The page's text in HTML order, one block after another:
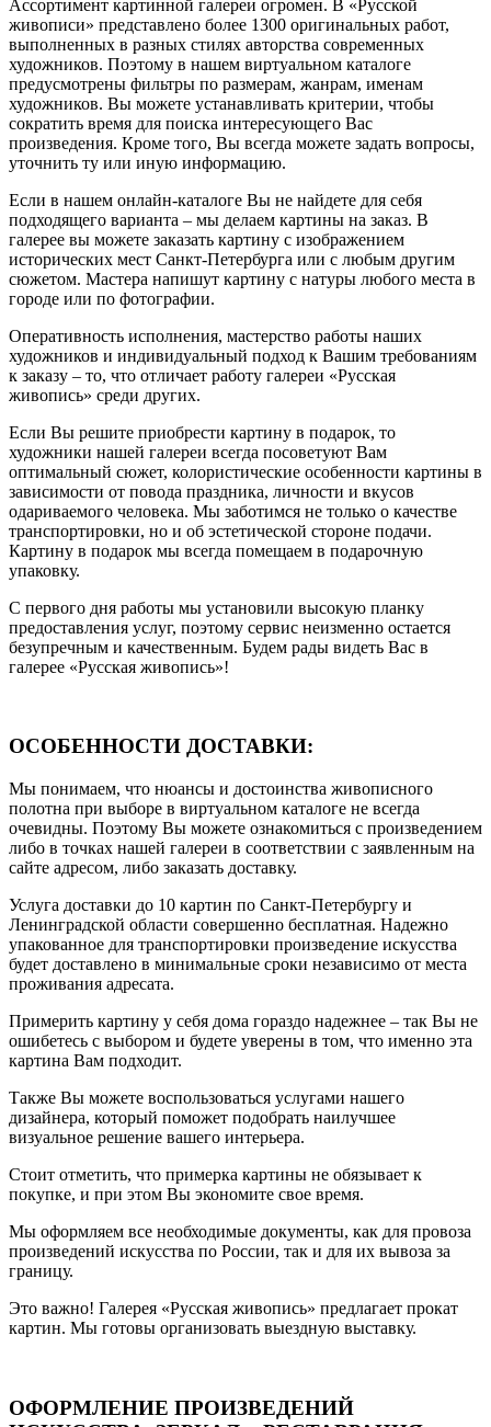
Ассортимент картинной галереи огромен. В «Русской
живописи» представлено более 1300 оригинальных работ,
выполненных в разных стилях авторства современных
художников. Поэтому в нашем виртуальном каталоге
предусмотрены фильтры по размерам, жанрам, именам
художников. Вы можете устанавливать критерии, чтобы
сократить время для поиска интересующего Вас
произведения. Кроме того, Вы всегда можете задать вопросы,
уточнить ту или иную информацию.
Если в нашем онлайн-каталоге Вы не найдете для себя
подходящего варианта – мы делаем картины на заказ. В
галерее вы можете заказать картину с изображением
исторических мест Санкт-Петербурга или с любым другим
сюжетом. Мастера напишут картину с натуры любого места в
городе или по фотографии.
Оперативность исполнения, мастерство работы наших
художников и индивидуальный подход к Вашим требованиям
к заказу – то, что отличает работу галереи «Русская
живопись» среди других.
Если Вы решите приобрести картину в подарок, то
художники нашей галереи всегда посоветуют Вам
оптимальный сюжет, колористические особенности картины в
зависимости от повода праздника, личности и вкусов
одариваемого человека. Мы заботимся не только о качестве
транспортировки, но и об эстетической стороне подачи.
Картину в подарок мы всегда помещаем в подарочную
упаковку.
С первого дня работы мы установили высокую планку
предоставления услуг, поэтому сервис неизменно остается
безупречным и качественным. Будем рады видеть Вас в
галерее «Русская живопись»!
ОСОБЕННОСТИ ДОСТАВКИ:
Мы понимаем, что нюансы и достоинства живописного
полотна при выборе в виртуальном каталоге не всегда
очевидны. Поэтому Вы можете ознакомиться с произведением
либо в точках нашей галереи в соответствии с заявленным на
сайте адресом, либо заказать доставку.
Услуга доставки до 10 картин по Санкт-Петербургу и
Ленинградской области совершенно бесплатная. Надежно
упакованное для транспортировки произведение искусства
будет доставлено в минимальные сроки независимо от места
проживания адресата.
Примерить картину у себя дома гораздо надежнее – так Вы не
ошибетесь с выбором и будете уверены в том, что именно эта
картина Вам подходит.
Также Вы можете воспользоваться услугами нашего
дизайнера, который поможет подобрать наилучшее
визуальное решение вашего интерьера.
Стоит отметить, что примерка картины не обязывает к
покупке, и при этом Вы экономите свое время.
Мы оформляем все необходимые документы, как для провоза
произведений искусства по России, так и для их вывоза за
границу.
Это важно! Галерея «Русская живопись» предлагает прокат
картин. Мы готовы организовать выездную выставку.
ОФОРМЛЕНИЕ ПРОИЗВЕДЕНИЙ